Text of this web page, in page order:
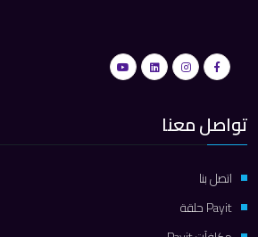
تواصل معنا
اتصل بنا
Payit حلقة